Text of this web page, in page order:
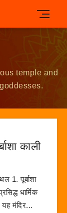
temple and
काली
1. पूर्बाशा
धार्मिक
मंदिर...